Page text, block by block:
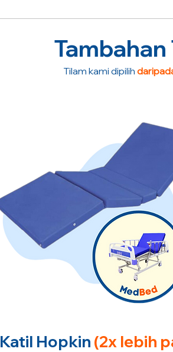
Tilam kami dipilih
Katil Hopkin (2x lebih